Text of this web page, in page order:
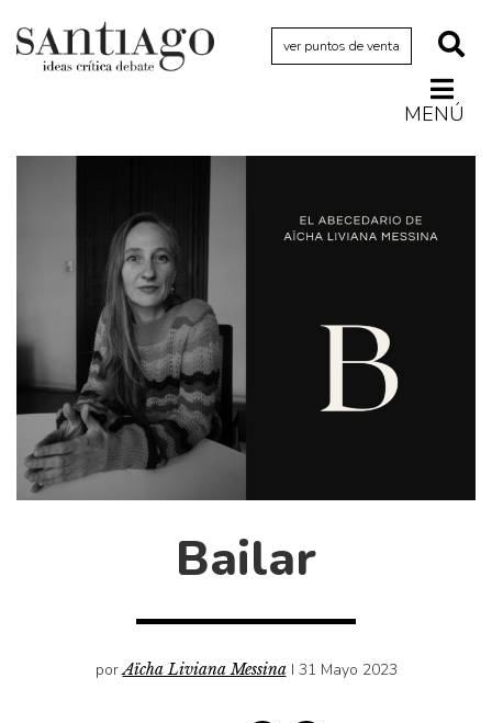
ver puntos de venta
MENÚ
Arquetipos de situación
Artes visuales
Cine y televisión
Ciudad
Cómics
Críticas
Cultura
Bailar
porAïcha Liviana Messina I 31 Mayo 2023